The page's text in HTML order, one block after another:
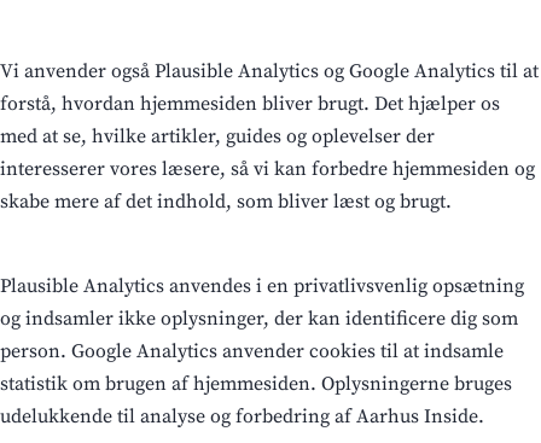
Vi anvender også Plausible Analytics og Google Analytics til at
forstå, hvordan hjemmesiden bliver brugt. Det hjælper os
med at se, hvilke artikler, guides og oplevelser der
interesserer vores læsere, så vi kan forbedre hjemmesiden og
skabe mere af det indhold, som bliver læst og brugt.
Plausible Analytics anvendes i en privatlivsvenlig opsætning
og indsamler ikke oplysninger, der kan identificere dig som
person. Google Analytics anvender cookies til at indsamle
statistik om brugen af hjemmesiden. Oplysningerne bruges
udelukkende til analyse og forbedring af Aarhus Inside.